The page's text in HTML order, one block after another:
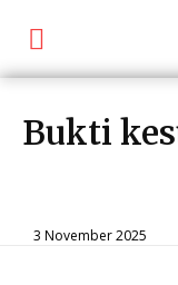
Bukti
3 November 2025